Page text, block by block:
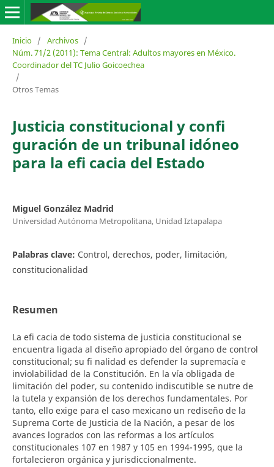
Inicio / Archivos /
Núm. 71/2 (2011): Tema Central: Adultos mayores en México.
Coordinador del TC Julio Goicoechea
/
Otros Temas
Justicia constitucional y confi
guración de un tribunal idóneo
para la efi cacia del Estado
Miguel González Madrid
Universidad Autónoma Metropolitana, Unidad Iztapalapa
Palabras clave: Control, derechos, poder, limitación,
constitucionalidad
Resumen
La efi cacia de todo sistema de justicia constitucional se
encuentra ligada al diseño apropiado del órgano de control
constitucional; su fi nalidad es defender la supremacía e
inviolabilidad de la Constitución. En la vía obligada de
limitación del poder, su contenido indiscutible se nutre de
la tutela y expansión de los derechos fundamentales. Por
tanto, ello exige para el caso mexicano un rediseño de la
Suprema Corte de Justicia de la Nación, a pesar de los
avances logrados con las reformas a los artículos
constitucionales 107 en 1987 y 105 en 1994-1995, que la
fortalecieron orgánica y jurisdiccionalmente.